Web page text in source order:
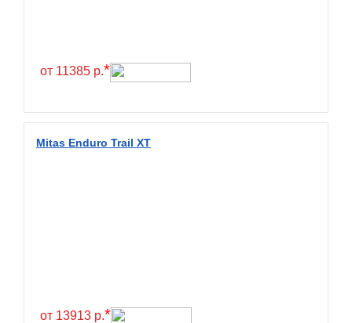
от 11385 р.*
Mitas Enduro Trail XT
от 13913 р.*